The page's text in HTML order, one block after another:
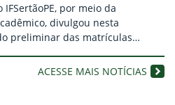
por meio da
divulgou nesta
preliminar das matrículas
de Licenciatura em Física,
ACESSE MAIS NOTÍCIAS